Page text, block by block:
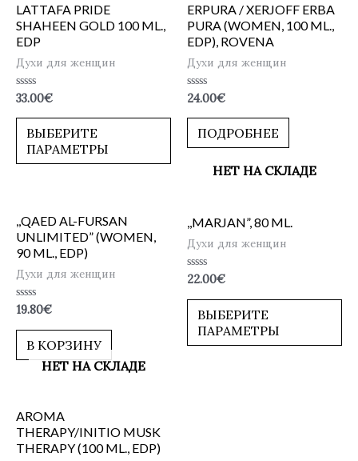
LATTAFA PRIDE
SHAHEEN GOLD 100 ML.,
EDP
Духи для женщин
Оценка
из
33.00€
ВЫБЕРИТЕ
ПАРАМЕТРЫ
ERPURA / XERJOFF ERBA
PURA (WOMEN, 100 ML.,
EDP), ROVENA
Духи для женщин
Оценка
из
24.00€
ПОДРОБНЕЕ
,,QAED AL-FURSAN
UNLIMITED” (WOMEN,
90 ML., EDP)
Духи для женщин
Оценка
из
19.80€
В КОРЗИНУ
НЕТ НА СКЛАДЕ
,,MARJAN”, 80 ML.
Духи для женщин
Оценка
из
22.00€
ВЫБЕРИТЕ
ПАРАМЕТРЫ
НЕТ НА СКЛАДЕ
AROMA
THERAPY/INITIO MUSK
THERAPY (100 ML., EDP)